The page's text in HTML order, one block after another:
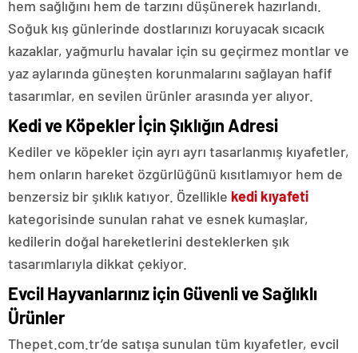
hem sağlığını hem de tarzını düşünerek hazırlandı.
Soğuk kış günlerinde dostlarınızı koruyacak sıcacık
kazaklar, yağmurlu havalar için su geçirmez montlar ve
yaz aylarında güneşten korunmalarını sağlayan hafif
tasarımlar, en sevilen ürünler arasında yer alıyor.
Kedi ve Köpekler İçin Şıklığın Adresi
Kediler ve köpekler için ayrı ayrı tasarlanmış kıyafetler,
hem onların hareket özgürlüğünü kısıtlamıyor hem de
benzersiz bir şıklık katıyor. Özellikle kedi kıyafeti
kategorisinde sunulan rahat ve esnek kumaşlar,
kedilerin doğal hareketlerini desteklerken şık
tasarımlarıyla dikkat çekiyor.
Evcil Hayvanlarınız için Güvenli ve Sağlıklı
Ürünler
Thepet.com.tr’de satışa sunulan tüm kıyafetler, evcil